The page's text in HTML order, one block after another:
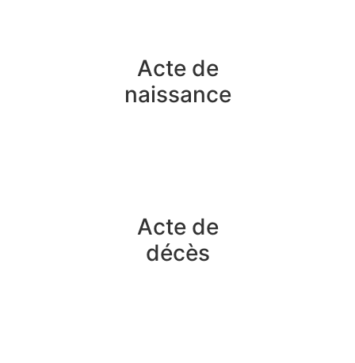
Acte de
naissance
Acte de
décès